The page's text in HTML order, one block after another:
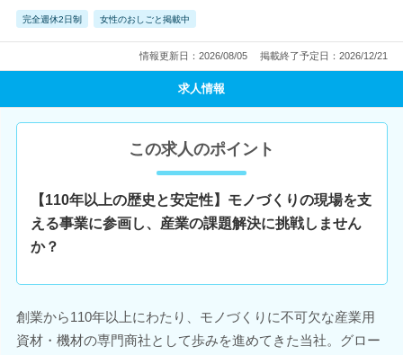
完全週休2日制 女性のおしごと掲載中
情報更新日：2026/08/05 掲載終了予定日：2026/12/21
求人情報
この求人のポイント
【110年以上の歴史と安定性】モノづくりの現場を支
える事業に参画し、産業の課題解決に挑戦しません
か？
創業から110年以上にわたり、モノづくりに不可欠な産業用
資材・機材の専門商社として歩みを進めてきた当社。グロー